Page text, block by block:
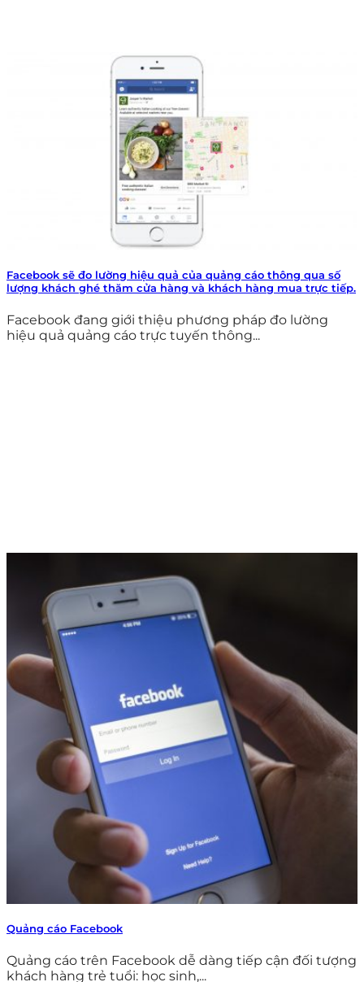
Facebook sẽ đo lường hiệu quả của quảng cáo thông qua số
lượng khách ghé thăm cửa hàng và khách hàng mua trực tiếp.
Facebook đang giới thiệu phương pháp đo lường
hiệu quả quảng cáo trực tuyến thông...
Quảng cáo Facebook
Quảng cáo trên Facebook dễ dàng tiếp cận đối tượng
khách hàng trẻ tuổi: học sinh,...